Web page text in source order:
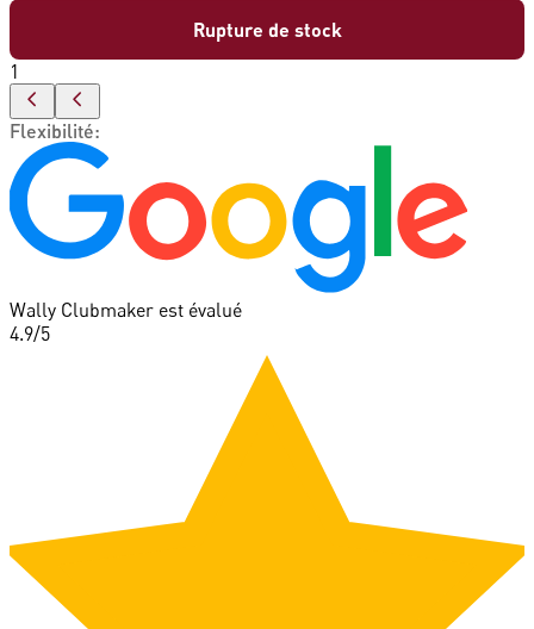
Rupture de stock
1
Flexibilité:
Wally Clubmaker est évalué
4.9/5